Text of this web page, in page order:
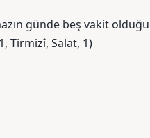
günde beş vakit olduğu
Tirmizî, Salat, 1)